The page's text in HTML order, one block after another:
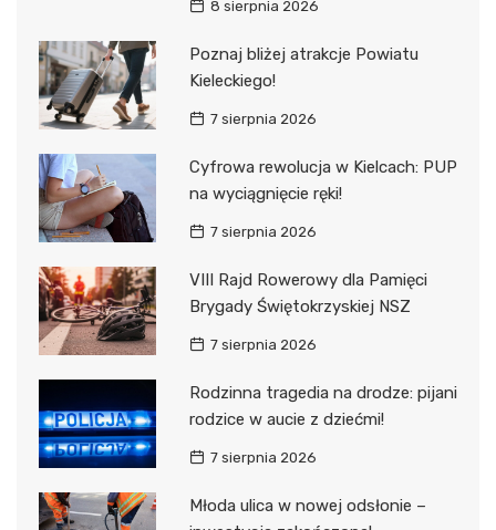
8 sierpnia 2026
Poznaj bliżej atrakcje Powiatu
Kieleckiego!
7 sierpnia 2026
Cyfrowa rewolucja w Kielcach: PUP
na wyciągnięcie ręki!
7 sierpnia 2026
VIII Rajd Rowerowy dla Pamięci
Brygady Świętokrzyskiej NSZ
7 sierpnia 2026
Rodzinna tragedia na drodze: pijani
rodzice w aucie z dziećmi!
7 sierpnia 2026
Młoda ulica w nowej odsłonie –